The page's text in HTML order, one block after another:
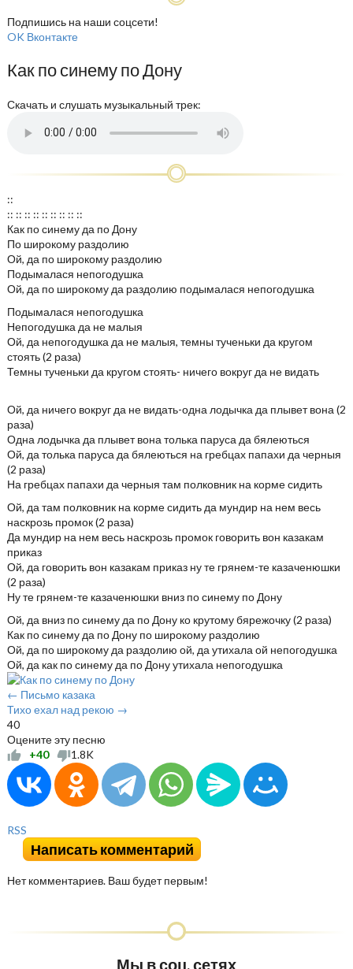
Подпишись на наши соцсети!
OK Вконтакте
Как по синему по Дону
Скачать и слушать музыкальный трек:
::
:: :: :: :: :: :: :: :: ::
Как по синему да по Дону
По широкому раздолию
Ой, да по широкому раздолию
Подымалася непогодушка
Ой, да по широкому да раздолию подымалася непогодушка
Подымалася непогодушка
Непогодушка да не малыя
Ой, да непогодушка да не малыя, темны тученьки да кругом
стоять (2 раза)
Темны тученьки да кругом стоять- ничего вокруг да не видать
Ой, да ничего вокруг да не видать-одна лодычка да плывет вона (2
раза)
Одна лодычка да плывет вона толька паруса да бялеються
Ой, да толька паруса да бялеються на гребцах папахи да черныя
(2 раза)
На гребцах папахи да черныя там полковник на корме сидить
Ой, да там полковник на корме сидить да мундир на нем весь
наскрозь промок (2 раза)
Да мундир на нем весь наскрозь промок говорить вон казакам
приказ
Ой, да говорить вон казакам приказ ну те грянем-те казаченюшки
(2 раза)
Ну те грянем-те казаченюшки вниз по синему по Дону
Ой, да вниз по синему да по Дону ко крутому бярежочку (2 раза)
Как по синему да по Дону по широкому раздолию
Ой, да по широкому да раздолию ой, да утихала ой непогодушка
Ой, да как по синему да по Дону утихала непогодушка
← Письмо казака
Тихо ехал над рекою →
40
Оцените эту песню
+40
1.8K
RSS
Написать комментарий
Нет комментариев. Ваш будет первым!
Мы в соц. сетях